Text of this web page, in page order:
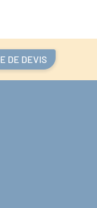
DE DEVIS